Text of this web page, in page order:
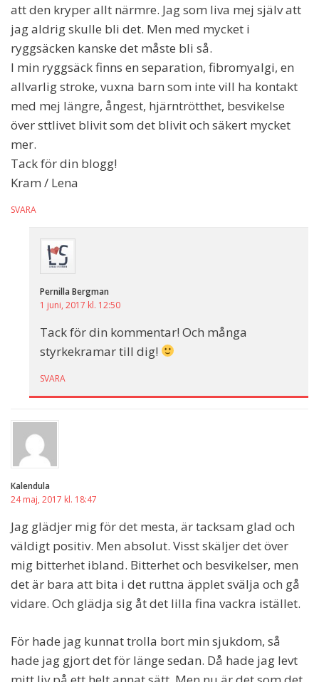
att den kryper allt närmre. Jag som liva mej själv att
jag aldrig skulle bli det. Men med mycket i
ryggsäcken kanske det måste bli så.
I min ryggsäck finns en separation, fibromyalgi, en
allvarlig stroke, vuxna barn som inte vill ha kontakt
med mej längre, ångest, hjärntrötthet, besvikelse
över sttlivet blivit som det blivit och säkert mycket
mer.
Tack för din blogg!
Kram / Lena
SVARA
Pernilla Bergman
1 juni, 2017 kl. 12:50
Tack för din kommentar! Och många
styrkekramar till dig!
SVARA
Kalendula
24 maj, 2017 kl. 18:47
Jag glädjer mig för det mesta, är tacksam glad och
väldigt positiv. Men absolut. Visst skäljer det över
mig bitterhet ibland. Bitterhet och besvikelser, men
det är bara att bita i det ruttna äpplet svälja och gå
vidare. Och glädja sig åt det lilla fina vackra istället.
För hade jag kunnat trolla bort min sjukdom, så
hade jag gjort det för länge sedan. Då hade jag levt